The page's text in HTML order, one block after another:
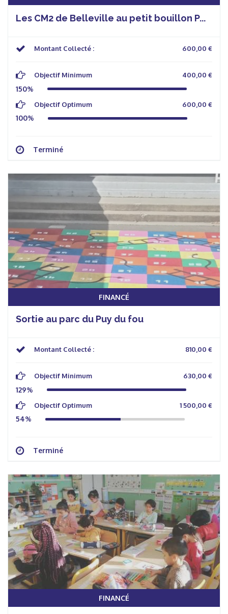
Les CM2 de Belleville au petit bouillon P...
Montant Collecté : 600,00 €
Objectif Minimum 400,00 €
150%
Objectif Optimum 600,00 €
100%
Terminé
FINANCÉ
Sortie au parc du Puy du fou
Montant Collecté : 810,00 €
Objectif Minimum 630,00 €
129%
Objectif Optimum 1 500,00 €
54%
Terminé
FINANCÉ